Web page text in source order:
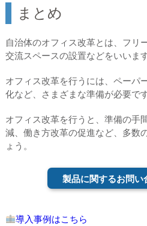
まとめ
自治体のオフィス改革とは、フリ
交流スペースの設置などをいいます
オフィス改革を行うには、ペーパ
化など、さまざまな準備が必要です
オフィス改革を行うと、準備の手
減、働き方改革の促進など、多数
ょう。
製品に関するお問い
導入事例はこちら